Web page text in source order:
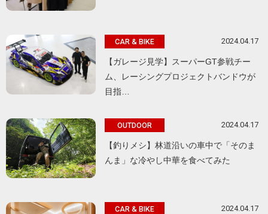
CAR & BIKE 2024.04.17
【ガレージ見学】スーパーGT参戦チー
ム、レーシングプロジェクトバンドウが
目指…
OUTDOOR 2024.04.17
【釣りメシ】林道沿いの車中で「そのま
んま」な冷やし中華を食べてみた
CAR & BIKE 2024.04.17